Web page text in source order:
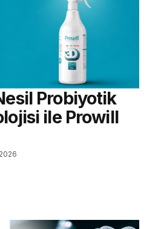
Probiyotik
ile Prowill